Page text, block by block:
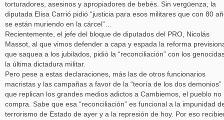
torturadores, asesinos y apropiadores de bebés. Sin vergüenza, la
diputada Elisa Carrió pidió “justicia para esos militares que con 80
se están muriendo en la cárcel”…
Recientemente, el jefe del bloque de diputados del PRO, Nicolás
Massot, al que vimos defender a capa y espada la reforma
que saquea a los jubilados, pidió la “reconciliación” con los
la última dictadura militar.
Pero pese a estas declaraciones, más las de otros funcionarios
macristas y las campañas a favor de la “teoría de los dos demonios”
que replican los grandes medios adictos a Cambiemos, el pueblo no
compra. Sabe que esa “reconciliación” es funcional a la impunidad
terrorismo de Estado de ayer y a la represión de hoy. Por eso